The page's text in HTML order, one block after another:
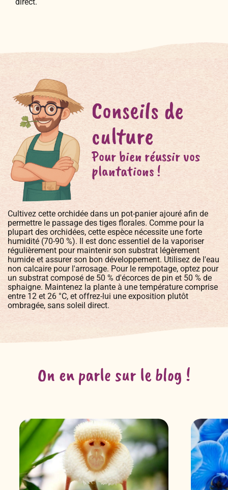
Conseils de
culture
Pour bien réussir vos
plantations !
Cultivez cette orchidée dans un pot-panier ajouré afin de
permettre le passage des tiges florales. Comme pour la
plupart des orchidées, cette espèce nécessite une forte
humidité (70-90 %). Il est donc essentiel de la vaporiser
régulièrement pour maintenir son substrat légèrement
humide et assurer son bon développement. Utilisez de l'eau
non calcaire pour l'arrosage. Pour le rempotage, optez pour
un substrat composé de 50 % d'écorces de pin et 50 % de
sphaigne. Maintenez la plante à une température comprise
entre 12 et 26 °C, et offrez-lui une exposition plutôt
ombragée, sans soleil direct.
On en parle sur le blog !